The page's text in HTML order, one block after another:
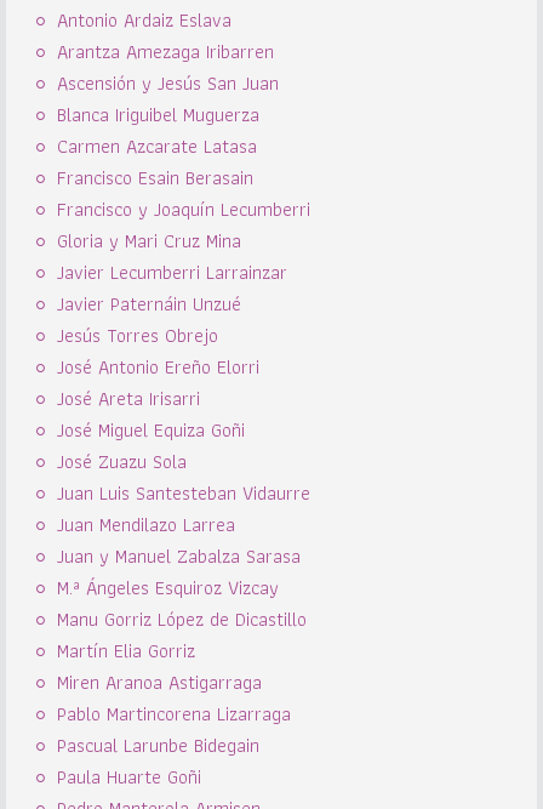
Antonio Ardaiz Eslava
Arantza Amezaga Iribarren
Ascensión y Jesús San Juan
Blanca Iriguibel Muguerza
Carmen Azcarate Latasa
Francisco Esain Berasain
Francisco y Joaquín Lecumberri
Gloria y Mari Cruz Mina
Javier Lecumberri Larrainzar
Javier Paternáin Unzué
Jesús Torres Obrejo
José Antonio Ereño Elorri
José Areta Irisarri
José Miguel Equiza Goñi
José Zuazu Sola
Juan Luis Santesteban Vidaurre
Juan Mendilazo Larrea
Juan y Manuel Zabalza Sarasa
M.ª Ángeles Esquiroz Vizcay
Manu Gorriz López de Dicastillo
Martín Elia Gorriz
Miren Aranoa Astigarraga
Pablo Martincorena Lizarraga
Pascual Larunbe Bidegain
Paula Huarte Goñi